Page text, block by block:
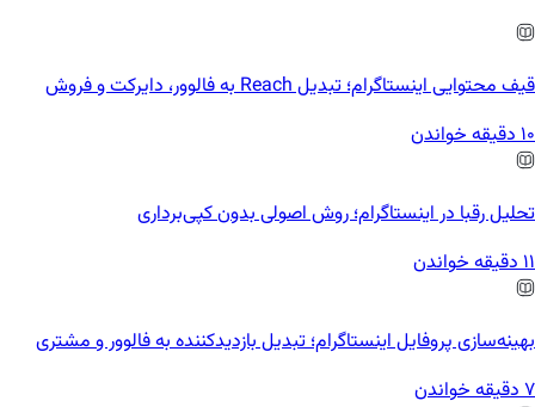
قیف محتوایی اینستاگرام؛ تبدیل Reach به فالوور، دایرکت و فروش
10 دقیقه خواندن
تحلیل رقبا در اینستاگرام؛ روش اصولی بدون کپی‌برداری
11 دقیقه خواندن
بهینه‌سازی پروفایل اینستاگرام؛ تبدیل بازدیدکننده به فالوور و مشتری
7 دقیقه خواندن